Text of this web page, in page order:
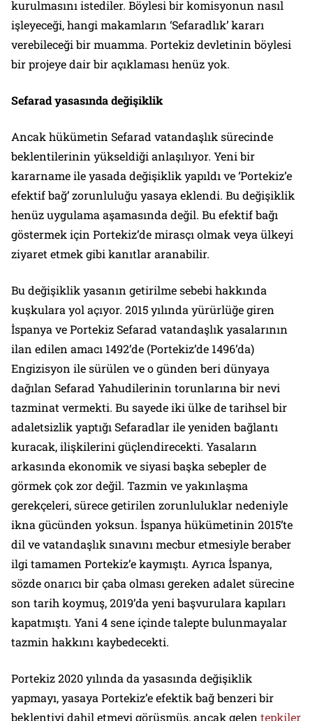
kurulmasını istediler. Böylesi bir komisyonun nasıl
işleyeceği, hangi makamların ‘Sefaradlık’ kararı
verebileceği bir muamma. Portekiz devletinin böylesi
bir projeye dair bir açıklaması henüz yok.
Sefarad yasasında değişiklik
Ancak hükümetin Sefarad vatandaşlık sürecinde
beklentilerinin yükseldiği anlaşılıyor. Yeni bir
kararname ile yasada değişiklik yapıldı ve ‘Portekiz’e
efektif bağ’ zorunluluğu yasaya eklendi. Bu değişiklik
henüz uygulama aşamasında değil. Bu efektif bağı
göstermek için Portekiz’de mirasçı olmak veya ülkeyi
ziyaret etmek gibi kanıtlar aranabilir.
Bu değişiklik yasanın getirilme sebebi hakkında
kuşkulara yol açıyor. 2015 yılında yürürlüğe giren
İspanya ve Portekiz Sefarad vatandaşlık yasalarının
ilan edilen amacı 1492’de (Portekiz’de 1496’da)
Engizisyon ile sürülen ve o günden beri dünyaya
dağılan Sefarad Yahudilerinin torunlarına bir nevi
tazminat vermekti. Bu sayede iki ülke de tarihsel bir
adaletsizlik yaptığı Sefaradlar ile yeniden bağlantı
kuracak, ilişkilerini güçlendirecekti. Yasaların
arkasında ekonomik ve siyasi başka sebepler de
görmek çok zor değil. Tazmin ve yakınlaşma
gerekçeleri, sürece getirilen zorunluluklar nedeniyle
ikna gücünden yoksun. İspanya hükümetinin 2015’te
dil ve vatandaşlık sınavını mecbur etmesiyle beraber
ilgi tamamen Portekiz’e kaymıştı. Ayrıca İspanya,
sözde onarıcı bir çaba olması gereken adalet sürecine
son tarih koymuş, 2019’da yeni başvurulara kapıları
kapatmıştı. Yani 4 sene içinde talepte bulunmayalar
tazmin hakkını kaybedecekti.
Portekiz 2020 yılında da yasasında değişiklik
yapmayı, yasaya Portekiz’e efektik bağ benzeri bir
beklentiyi dahil etmeyi görüşmüş, ancak gelen tepkiler